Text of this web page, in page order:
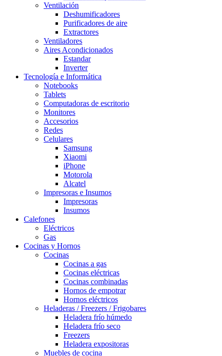
Ventilación
Deshumificadores
Purificadores de aire
Extractores
Ventiladores
Aires Acondicionados
Estandar
Inverter
Tecnología e Informática
Notebooks
Tablets
Computadoras de escritorio
Monitores
Accesorios
Redes
Celulares
Samsung
Xiaomi
iPhone
Motorola
Alcatel
Impresoras e Insumos
Impresoras
Insumos
Calefones
Eléctricos
Gas
Cocinas y Hornos
Cocinas
Cocinas a gas
Cocinas eléctricas
Cocinas combinadas
Hornos de empotrar
Hornos eléctricos
Heladeras / Freezers / Frigobares
Heladera frío húmedo
Heladera frío seco
Freezers
Heladera expositoras
Muebles de cocina